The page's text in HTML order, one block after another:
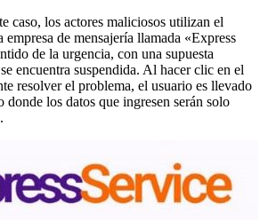
caso, los actores maliciosos utilizan el
empresa de mensajería llamada «Express
de la urgencia, con una supuesta
encuentra suspendida. Al hacer clic en el
resolver el problema, el usuario es llevado
los datos que ingresen serán solo